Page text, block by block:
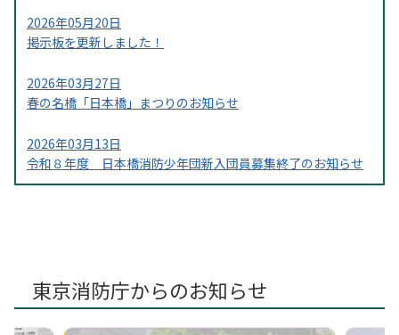
2026年05月20日
掲示板を更新しました！
2026年03月27日
春の名橋「日本橋」まつりのお知らせ
2026年03月13日
令和８年度 日本橋消防少年団新入団員募集終了のお知らせ
地震から身を守る室内安全セミナーの開催について（募
集！）
東京消防庁からのお知らせ